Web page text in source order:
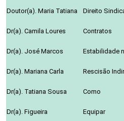
Doutor(a). Maria Tatiana
Direito
Dr(a). Camila Loures
Contratos
Dr(a). José Marcos
Estabilidade
Dr(a). Mariana Carla
Rescisão
Dr(a). Tatiana Sousa
Como
Dr(a). Figueira
Equipar